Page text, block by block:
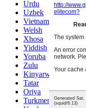
Urdu
Uzbek
Vietnamese
Welsh
Xhosa
Yiddish
Yoruba
Zulu
Kinyarwanda
Tatar
Oriya
Turkmen